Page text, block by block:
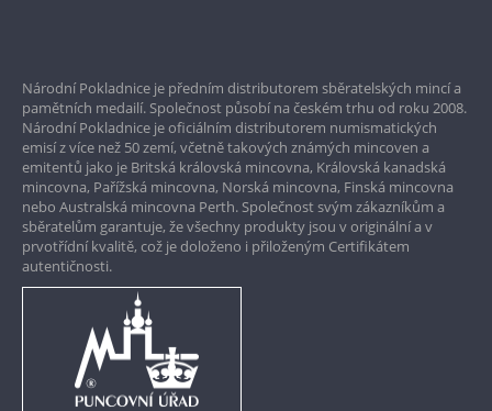
Garance nejvyšší kvality
Pouze originální produkty
Národní Pokladnice je předním distributorem sběratelských mincí a
pamětních medailí. Společnost působí na českém trhu od roku 2008.
Národní Pokladnice je oficiálním distributorem numismatických
emisí z více než 50 zemí, včetně takových známých mincoven a
emitentů jako je Britská královská mincovna, Královská kanadská
mincovna, Pařížská mincovna, Norská mincovna, Finská mincovna
nebo Australská mincovna Perth. Společnost svým zákazníkům a
sběratelům garantuje, že všechny produkty jsou v originální a v
prvotřídní kvalitě, což je doloženo i přiloženým Certifikátem
autentičnosti.